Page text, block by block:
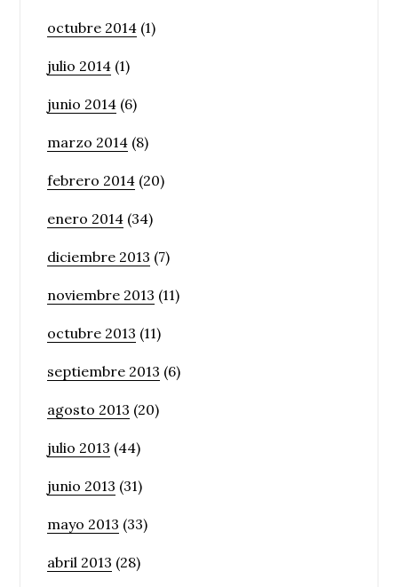
octubre 2014 (1)
julio 2014 (1)
junio 2014 (6)
marzo 2014 (8)
febrero 2014 (20)
enero 2014 (34)
diciembre 2013 (7)
noviembre 2013 (11)
octubre 2013 (11)
septiembre 2013 (6)
agosto 2013 (20)
julio 2013 (44)
junio 2013 (31)
mayo 2013 (33)
abril 2013 (28)